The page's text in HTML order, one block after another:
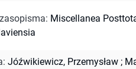
: Miscellanea
: Jóźwikiewicz, Przemysław ;